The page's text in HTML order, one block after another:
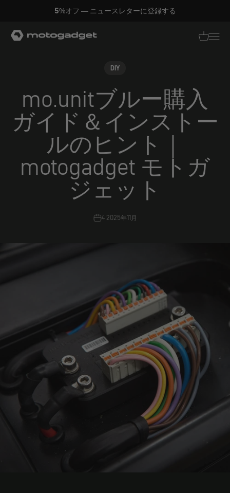
コンテンツへスキップ
5%オフ — ニュースレターに登録する
翻訳
モトガジェット社 翻訳があ
DIY
mo.unitブルー購入
ガイド＆インストー
ルのヒント｜
motogadget モトガ
ジェット
4 2025年11月